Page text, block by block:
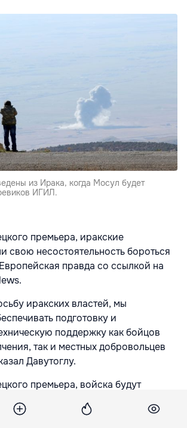
из Ирака, когда Мосул будет
ИГИЛ.
премьера, иракские
свою несостоятельность бороться
правда со ссылкой на
иракских властей, мы
подготовку и
поддержку как бойцов
так и местных добровольцев
Давутоглу.
премьера, войска будут